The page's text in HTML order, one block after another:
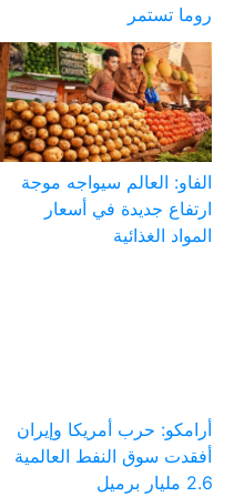
روما تستمر
الفاو: العالم سيواجه موجة
ارتفاع جديدة في أسعار
المواد الغذائية
أرامكو: حرب أمريكا وإيران
أفقدت سوق النفط العالمية
2.6 مليار برميل